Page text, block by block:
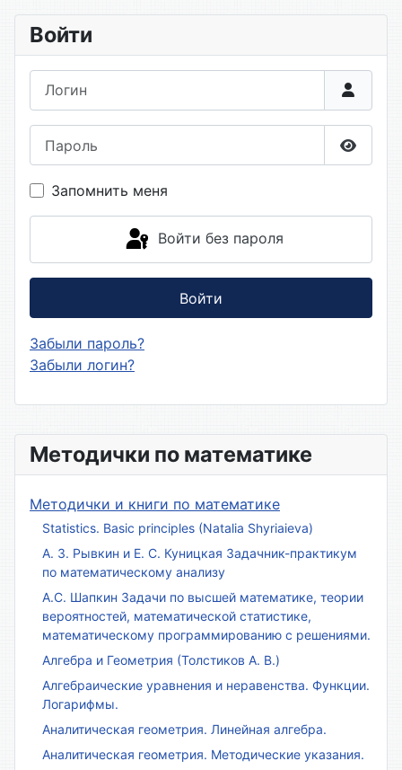
Методички по математике
Методички и книги по математике
Statistics. Basic principles (Natalia Shyriaieva)
А. З. Рывкин и Е. С. Куницкая Задачник-практикум
по математическому анализу
А.С. Шапкин Задачи по высшей математике, теории
вероятностей, математической статистике,
математическому программированию с решениями.
Алгебра и Геометрия (Толстиков А. В.)
Алгебраические уравнения и неравенства. Функции.
Логарифмы.
Аналитическая геометрия. Линейная алгебра.
Аналитическая геометрия. Методические указания.
Войти
Запомнить меня
Войти без пароля
Войти
Забыли пароль?
Забыли логин?